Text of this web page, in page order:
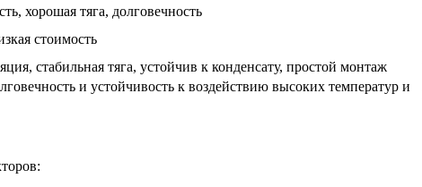
хорошая тяга, долговечность
стоимость
стабильная тяга, устойчив к конденсату, простой монтаж
и устойчивость к воздействию высоких температур и